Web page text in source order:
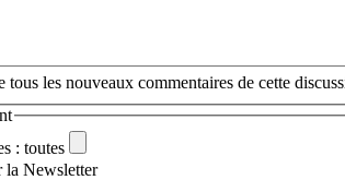
tous les nouveaux commentaires de cette
: toutes
la Newsletter